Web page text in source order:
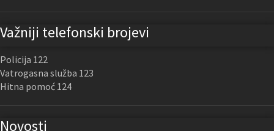
Važniji telefonski brojevi
Policija 122
Vatrogasna služba 123
Hitna pomoć 124
Novosti